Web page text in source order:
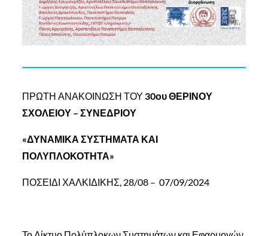
ΠΡΩΤΗ ΑΝΑΚΟΙΝΩΣΗ ΤΟΥ30ου ΘΕΡΙΝΟΥ
ΣΧΟΛΕΙΟΥ – ΣΥΝΕΔΡΙΟΥ
«ΔΥΝΑΜΙΚΑ ΣΥΣΤΗΜΑΤΑ ΚΑΙ
ΠΟΛΥΠΛΟΚΟΤΗΤΑ»
ΠΟΣΕΙΔΙ ΧΑΛΚΙΔΙΚΗΣ, 28/08 – 07/09/2024